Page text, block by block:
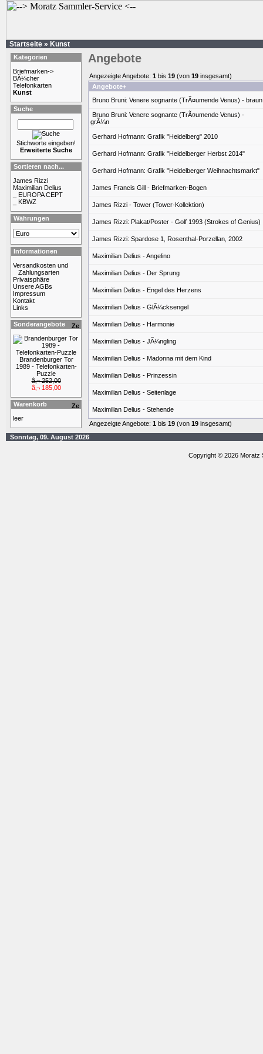
Startseite » Kunst
Kategorien
Briefmarken->
BÃ¼cher
Telefonkarten
Kunst
Suche
Stichworte eingeben!
Erweiterte Suche
Sortieren nach...
James Rizzi
Maximilian Delius
_ EUROPA CEPT
_ KBWZ
Währungen
Informationen
Versandkosten und
Zahlungsarten
Privatsphäre
Unsere AGBs
Impressum
Kontakt
Links
Sonderangebote
Brandenburger Tor
1989 - Telefonkarten-
Puzzle
â‚¬ 252,00
â‚¬ 185,00
Warenkorb
leer
Angebote
Angezeigte Angebote: 1 bis 19 (von 19 insgesamt)
Angebote+
Bruno Bruni: Venere sognante (TrÃ¤umende Venus) - braun
Bruno Bruni: Venere sognante (TrÃ¤umende Venus) -
grÃ¼n
Gerhard Hofmann: Grafik "Heidelberg" 2010
Gerhard Hofmann: Grafik "Heidelberger Herbst 2014"
Gerhard Hofmann: Grafik "Heidelberger Weihnachtsmarkt"
James Francis Gill - Briefmarken-Bogen
James Rizzi - Tower (Tower-Kollektion)
James Rizzi: Plakat/Poster - Golf 1993 (Strokes of Genius)
James Rizzi: Spardose 1, Rosenthal-Porzellan, 2002
Maximilian Delius - Angelino
Maximilian Delius - Der Sprung
Maximilian Delius - Engel des Herzens
Maximilian Delius - GlÃ¼cksengel
Maximilian Delius - Harmonie
Maximilian Delius - JÃ¼ngling
Maximilian Delius - Madonna mit dem Kind
Maximilian Delius - Prinzessin
Maximilian Delius - Seitenlage
Maximilian Delius - Stehende
Angezeigte Angebote: 1 bis 19 (von 19 insgesamt)
Sonntag, 09. August 2026
Copyright © 2026 Moratz